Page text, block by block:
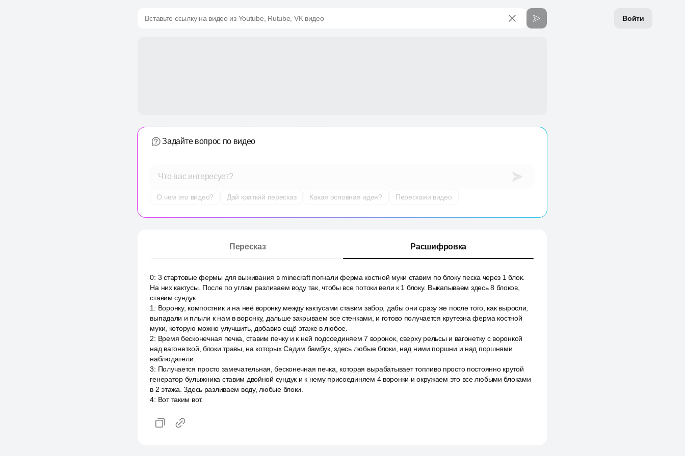
Войти
Вставьте ссылку на видео из Youtube, Rutube, VK видео
Задайте вопрос по видео
Что вас интересует?
О чем это видео? Дай краткий пересказ Какая основная идея? Перескажи видео
Пересказ Расшифровка
0: 3 стартовые фермы для выживания в minecraft погнали ферма костной муки ставим по блоку песка через 1 блок.
На них кактусы. После по углам разливаем воду так, чтобы все потоки вели к 1 блоку. Выкапываем здесь 8 блоков,
ставим сундук.
1 : Воронку, компостник и на неё воронку между кактусами ставим забор, дабы они сразу же после того, как выросли,
выпадали и плыли к нам в воронку, дальше закрываем все стенками, и готово получается крутезна ферма костной
муки, которую можно улучшить, добавив ещё этаже в любое.
2: Время бесконечная печка, ставим печку и к ней подсоединяем 7 воронок, сверху рельсы и вагонетку с воронкой
над вагонеткой, блоки травы, на которых Садим бамбук, здесь любые блоки, над ними поршни и над поршнями
наблюдатели.
3: Получается просто замечательная, бесконечная печка, которая вырабатывает топливо просто постоянно крутой
генератор булыжника ставим двойной сундук и к нему присоединяем 4 воронки и окружаем это все любыми блоками
в 2 этажа. Здесь разливаем воду, любые блоки.
4: Вот таким вот.